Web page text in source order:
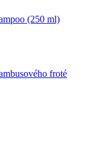
(250 ml)
froté